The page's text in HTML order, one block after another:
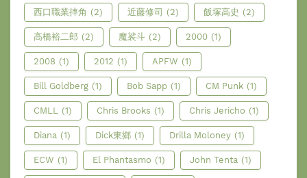
西口職業摔角 (2) 近藤修司 (2) 飯塚高史 (2)
高橋裕二郎 (2) 魔裟斗 (2) 2000 (1)
2008 (1) 2012 (1) APFW (1)
Bill Goldberg (1) Bob Sapp (1) CM Punk (1)
CMLL (1) Chris Brooks (1) Chris Jericho (1)
Diana (1) Dick東鄉 (1) Drilla Moloney (1)
ECW (1) El Phantasmo (1) John Tenta (1)